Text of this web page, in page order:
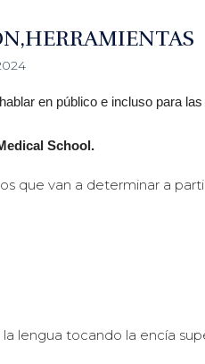
HERRAMIENTAS
en público e incluso para
School.
que van a determinar a
lengua tocando la encía